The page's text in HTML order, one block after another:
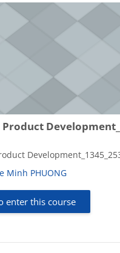
Minh PHUONG
enter this course